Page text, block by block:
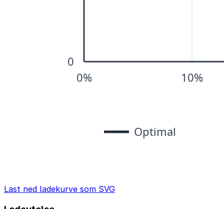
Last ned ladekurve som SVG